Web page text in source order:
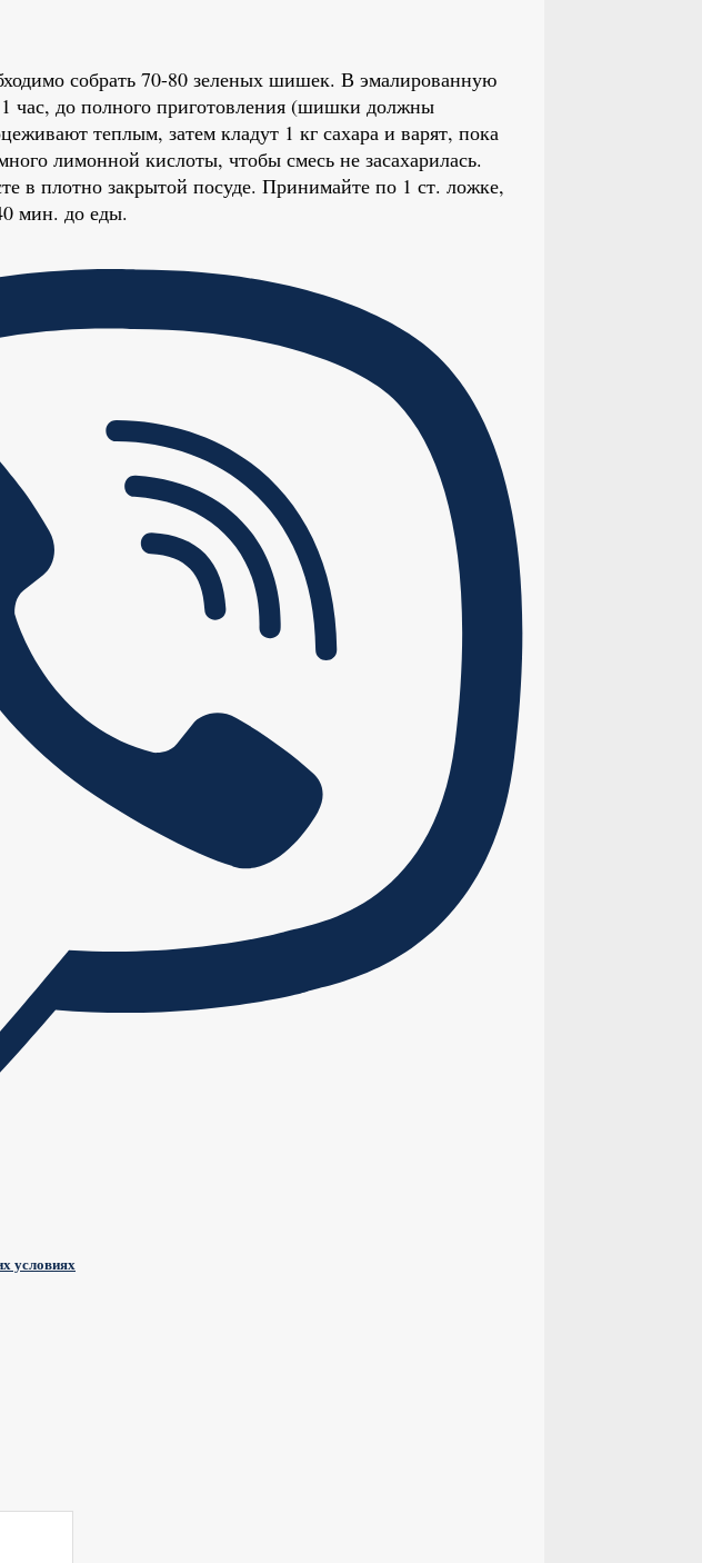
собрать 70-80 зеленых шишек. В эмалированную
час, до полного приготовления (шишки должны
теплым, затем кладут 1 кг сахара и варят, пока
лимонной кислоты, чтобы смесь не засахарилась.
в плотно закрытой посуде. Принимайте по 1 ст. ложке,
мин. до еды.
условиях